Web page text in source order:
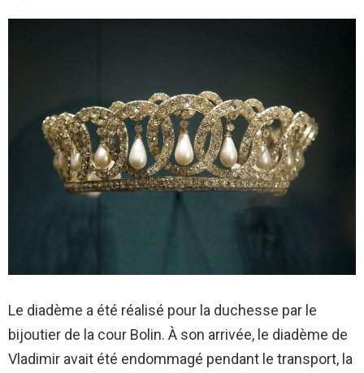
Le diadème a été réalisé pour la duchesse par le
bijoutier de la cour Bolin. À son arrivée, le diadème de
Vladimir avait été endommagé pendant le transport, la